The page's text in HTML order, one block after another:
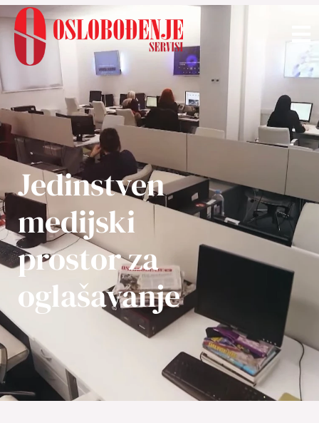
Jedinstven
medijski
prostor za
oglašavanje